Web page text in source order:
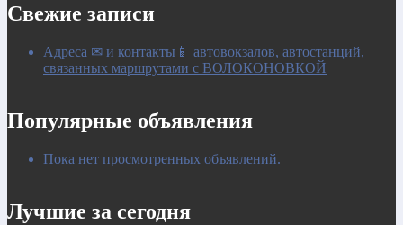
Свежие записи
Адреса ✉ и контакты📱 автовокзалов, автостанций,
связанных маршрутами с ВОЛОКОНОВКОЙ
Популярные объявления
Пока нет просмотренных объявлений.
Лучшие за сегодня